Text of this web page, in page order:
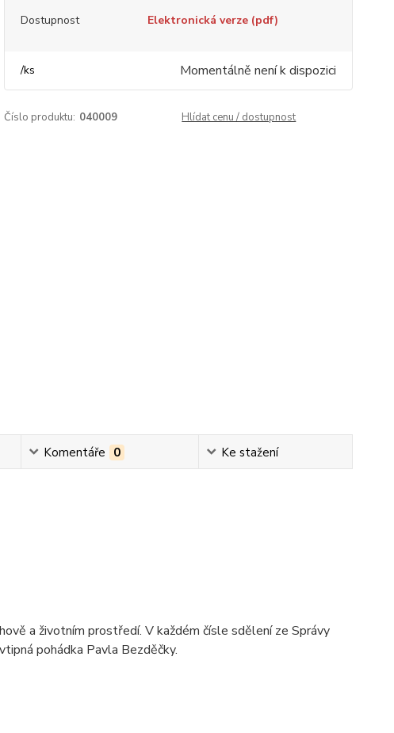
Dostupnost Elektronická verze (pdf)
/ks Momentálně není k dispozici
Číslo produktu: 040009 Hlídat cenu / dostupnost
Komentáře 0 Ke stažení
a životním prostředí. V každém čísle sdělení ze Správy
pohádka Pavla Bezděčky.